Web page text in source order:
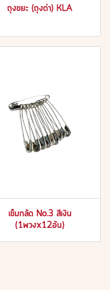
ถุงขยะ (ถุงดำ) KLA
เข็มกลัด No.3 สีเงิน
(1พวงx12อัน)